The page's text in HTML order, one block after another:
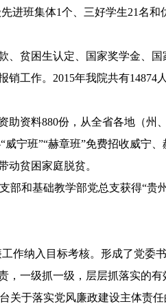
进班集体1个、三好学生21名
贫困生认定、国家奖学金、国
工作。2015年我院共有14874
资料880份，从全省各地（州
宁班”“赫章班”免费招收威宁
动贫困家庭脱贫。
和基础教学部党总支获得“贵
纳入目标考核。形成了党委
一级抓一级，层层抓落实的有
于落实党风廉政建设主体责